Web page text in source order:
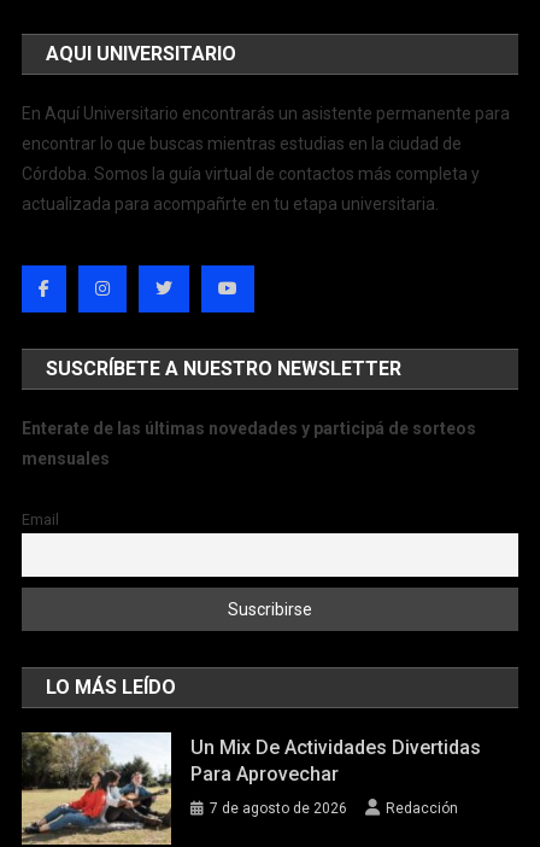
AQUI UNIVERSITARIO
En Aquí Universitario encontrarás un asistente permanente para
encontrar lo que buscas mientras estudias en la ciudad de
Córdoba. Somos la guía virtual de contactos más completa y
actualizada para acompañrte en tu etapa universitaria.
SUSCRÍBETE A NUESTRO NEWSLETTER
Enterate de las últimas novedades y participá de sorteos
mensuales
Email
LO MÁS LEÍDO
Un Mix De Actividades Divertidas
Para Aprovechar
7 de agosto de 2026 Redacción